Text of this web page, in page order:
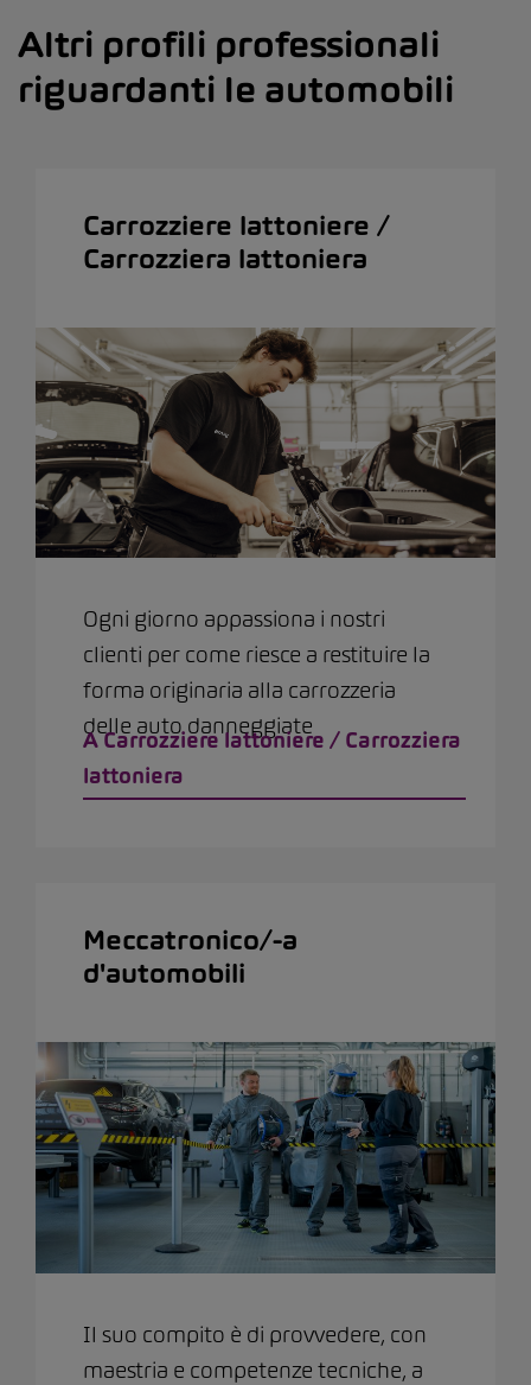
Altri profili professionali
riguardanti le automobili
Carrozziere lattoniere /
Carrozziera lattoniera
Ogni giorno appassiona i nostri
clienti per come riesce a restituire la
forma originaria alla carrozzeria
delle auto danneggiate
A Carrozziere lattoniere / Carrozziera
lattoniera
Meccatronico/-a
d'automobili
Il suo compito è di provvedere, con
maestria e competenze tecniche, a